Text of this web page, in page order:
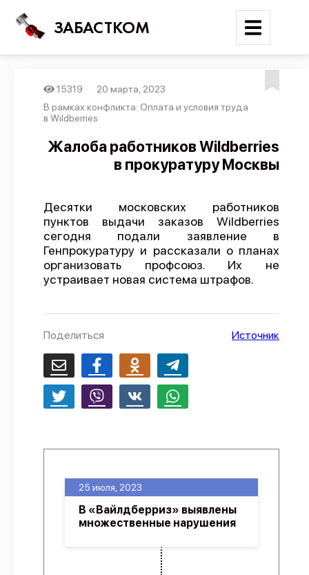
ЗАБАСТКОМ
Войти
Поиск
Новости
Трудовые конфликты
Отчеты
Предложить публикацию
Справочник
Политика конфиденциальности
15319
20 марта, 2023
В рамках конфликта: Оплата и условия труда
в Wildberries
Жалоба работников Wildberries
в прокуратуру Москвы
Десятки московских работников
пунктов выдачи заказов Wildberries
сегодня подали заявление в
Генпрокуратуру и рассказали о планах
организовать профсоюз. Их не
устраивает новая система штрафов.
Поделиться Источник
25 июля, 2023
В «Вайлдберриз» выявлены
множественные нарушения